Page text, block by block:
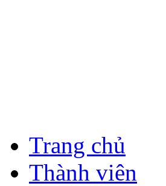
Trang chủ
Thành viên